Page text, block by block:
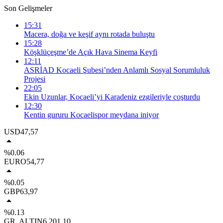
Son Gelişmeler
15:31
Macera, doğa ve keşif aynı rotada buluştu
15:28
Köşklüçeşme’de Açık Hava Sinema Keyfi
12:11
ASRİAD Kocaeli Şubesi’nden Anlamlı Sosyal Sorumluluk
Projesi
22:05
Ekin Uzunlar, Kocaeli’yi Karadeniz ezgileriyle coşturdu
12:30
Kentin gururu Kocaelispor meydana iniyor
USD47,57
%0.06
EURO54,77
%0.05
GBP63,97
%0.13
GR. ALTIN6.201,10